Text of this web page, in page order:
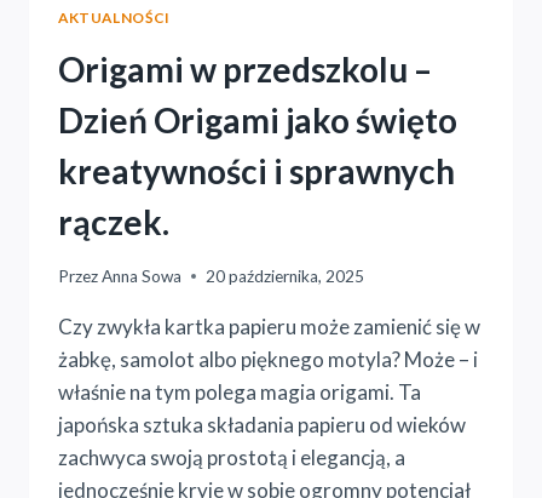
AKTUALNOŚCI
Origami w przedszkolu –
Dzień Origami jako święto
kreatywności i sprawnych
rączek.
PrzezAnna Sowa 20 października, 2025
Czy zwykła kartka papieru może zamienić się w
żabkę, samolot albo pięknego motyla? Może – i
właśnie na tym polega magia origami. Ta
japońska sztuka składania papieru od wieków
zachwyca swoją prostotą i elegancją, a
jednocześnie kryje w sobie ogromny potencjał